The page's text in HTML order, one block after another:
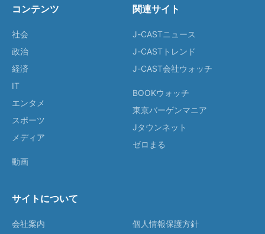
コンテンツ
社会
政治
経済
IT
エンタメ
スポーツ
メディア
動画
関連サイト
J-CASTニュース
J-CASTトレンド
J-CAST会社ウォッチ
BOOKウォッチ
東京バーゲンマニア
Jタウンネット
ゼロまる
サイトについて
会社案内
個人情報保護方針